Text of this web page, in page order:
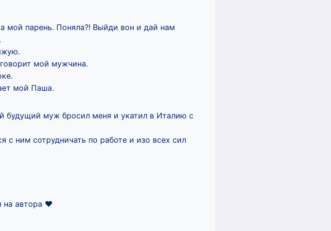
парень. Поняла?! Выйди вон и дай нам
мой мужчина.
мой Паша.
будущий муж бросил меня и укатил в Италию с
с ним сотрудничать по работе и изо всех сил
на автора ‍❤️‍